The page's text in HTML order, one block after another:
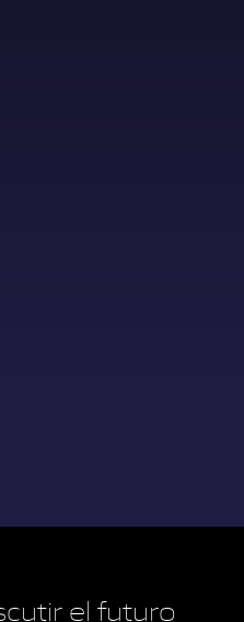
el futuro